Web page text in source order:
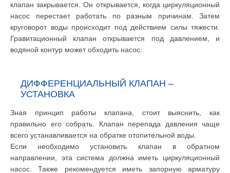
клапан закрывается. Он открывается, когда циркуляционный
насос перестает работать по разным причинам. Затем
круговорот воды происходит под действием силы тяжести.
Гравитационный клапан открывается под давлением, и
водяной контур может обходить насос.
ДИФФЕРЕНЦИАЛЬНЫЙ КЛАПАН –
УСТАНОВКА
Зная принцип работы клапана, стоит выяснить, как
правильно его собрать. Клапан перепада давления чаще
всего устанавливается на обратке отопительной воды.
Если необходимо установить клапан в обратном
направлении, эта система должна иметь циркуляционный
насос. Также рекомендуется иметь запорную арматуру